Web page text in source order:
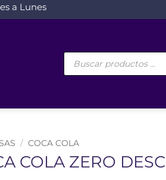
a Lunes
Búsqueda
/ COCA COLA
COLA ZERO